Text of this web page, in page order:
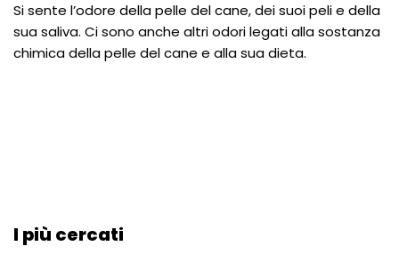
Si sente l’odore della pelle del cane, dei suoi peli e della
sua saliva. Ci sono anche altri odori legati alla sostanza
chimica della pelle del cane e alla sua dieta.
I più cercati